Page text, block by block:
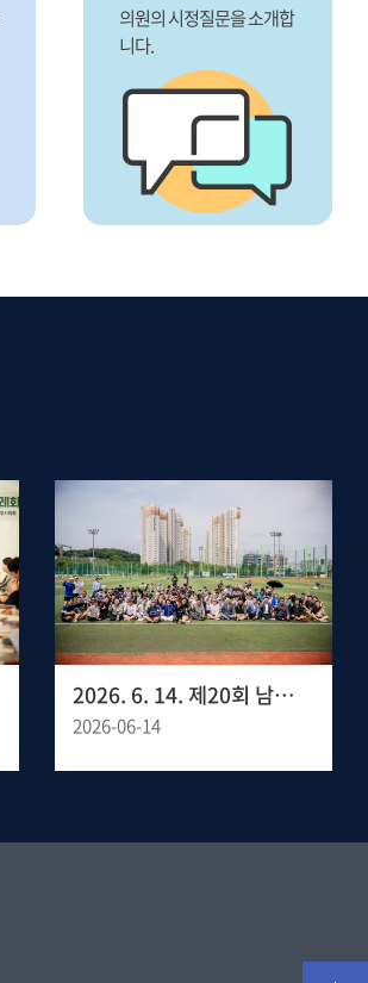
의원의 시정질문을 소개합
니다.
2026. 6. 14. 제20회 남양주 시장기 족구대회
2026-06-14